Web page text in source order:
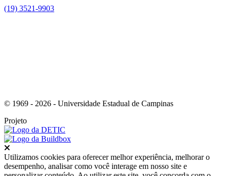
(19) 3521-9903
© 1969 - 2026 - Universidade Estadual de Campinas
Projeto
Utilizamos cookies para oferecer melhor experiência, melhorar o
desempenho, analisar como você interage em nosso site e